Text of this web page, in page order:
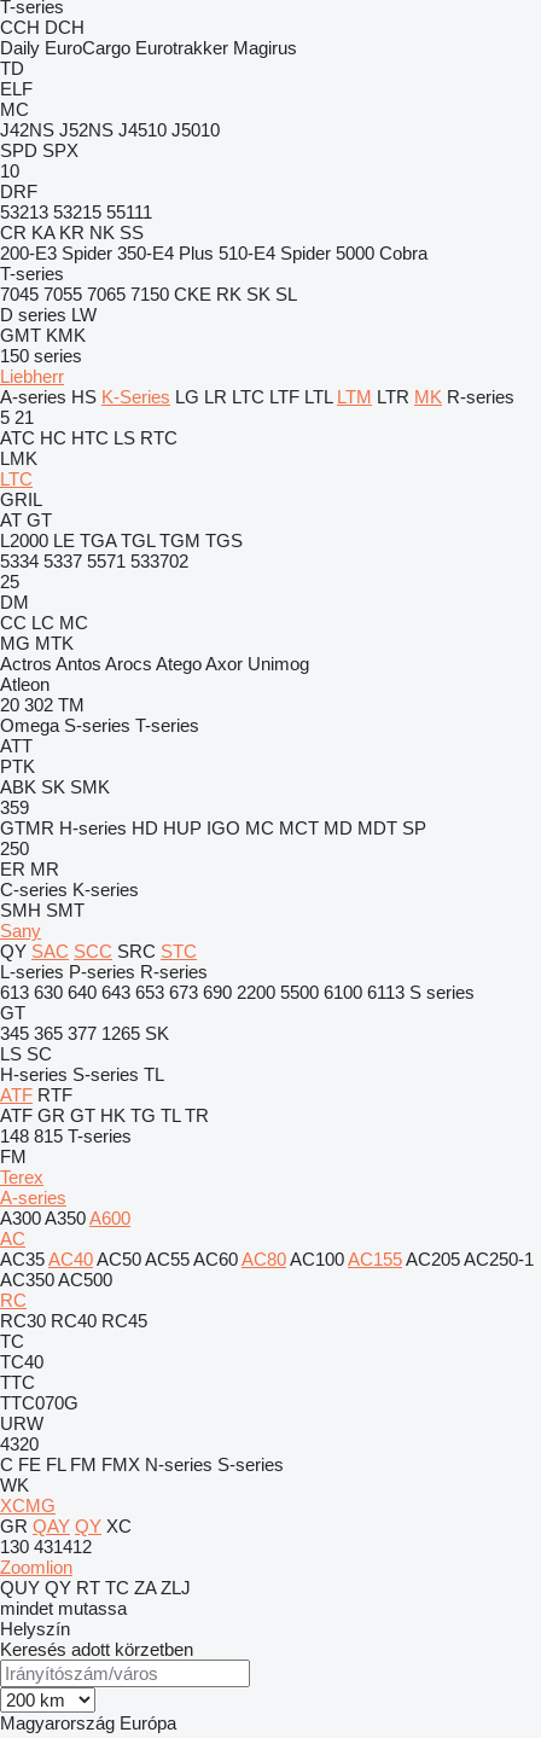
T-series
CCH DCH
Daily EuroCargo Eurotrakker Magirus
TD
ELF
MC
J42NS J52NS J4510 J5010
SPD SPX
10
DRF
53213 53215 55111
CR KA KR NK SS
200-E3 Spider 350-E4 Plus 510-E4 Spider 5000 Cobra
T-series
7045 7055 7065 7150 CKE RK SK SL
D series LW
GMT KMK
150 series
Liebherr
A-series HS K-Series LG LR LTC LTF LTL LTM LTR MK R-series
5 21
ATC HC HTC LS RTC
LMK
LTC
GRIL
AT GT
L2000 LE TGA TGL TGM TGS
5334 5337 5571 533702
25
DM
CC LC MC
MG MTK
Actros Antos Arocs AtegoAxor Unimog
Atleon
20 302 TM
Omega S-series T-series
ATT
PTK
ABK SK SMK
359
GTMR H-series HD HUP IGO MC MCT MD MDT SP
250
ER MR
C-series K-series
SMH SMT
Sany
QY SAC SCC SRC STC
L-series P-series R-series
613 630 640 643 653 673 690 2200 5500 6100 6113 S series
GT
345 365 377 1265 SK
LS SC
H-series S-series TL
ATF RTF
ATF GR GT HK TG TL TR
148 815 T-series
FM
Terex
A-series
A300A350A600
AC
AC35AC40AC50AC55AC60AC80AC100AC155AC205AC250-1
AC350AC500
RC
RC30 RC40 RC45
TC
TC40
TTC
TTC070G
URW
4320
C FE FL FM FMX N-series S-series
WK
XCMG
GR QAY QY XC
130 431412
Zoomlion
QUY QY RT TC ZA ZLJ
mindet mutassa
Helyszín
Keresés adott körzetben
Magyarország Európa